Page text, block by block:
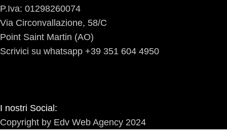
P.Iva: 01298260074
Via Circonvallazione, 58/C
Point Saint Martin (AO)
Scrivici su whatsapp +39 351 604 4950
I nostri Social:
Copyright by Edv Web Agency 2024